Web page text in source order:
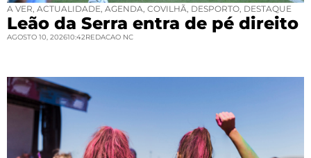
A VER ACTUALIDADE AGENDA COVILHÃ DESPORTO DESTAQUE
Leão da Serra entra de pé direito
AGOSTO 10, 202610:42REDACAO NC